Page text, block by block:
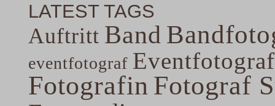
LATEST TAGS
Auftritt Band
eventfotograf
Fotografin Fotograf